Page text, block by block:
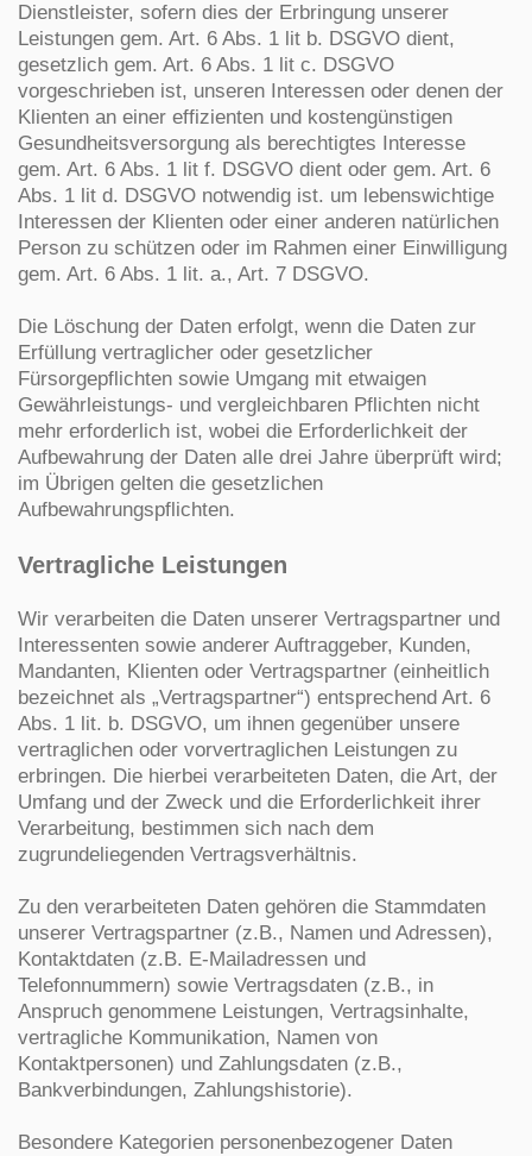
Dienstleister, sofern dies der Erbringung unserer
Leistungen gem. Art. 6 Abs. 1 lit b. DSGVO dient,
gesetzlich gem. Art. 6 Abs. 1 lit c. DSGVO
vorgeschrieben ist, unseren Interessen oder denen der
Klienten an einer effizienten und kostengünstigen
Gesundheitsversorgung als berechtigtes Interesse
gem. Art. 6 Abs. 1 lit f. DSGVO dient oder gem. Art. 6
Abs. 1 lit d. DSGVO notwendig ist. um lebenswichtige
Interessen der Klienten oder einer anderen natürlichen
Person zu schützen oder im Rahmen einer Einwilligung
gem. Art. 6 Abs. 1 lit. a., Art. 7 DSGVO.
Die Löschung der Daten erfolgt, wenn die Daten zur
Erfüllung vertraglicher oder gesetzlicher
Fürsorgepflichten sowie Umgang mit etwaigen
Gewährleistungs- und vergleichbaren Pflichten nicht
mehr erforderlich ist, wobei die Erforderlichkeit der
Aufbewahrung der Daten alle drei Jahre überprüft wird;
im Übrigen gelten die gesetzlichen
Aufbewahrungspflichten.
Vertragliche Leistungen
Wir verarbeiten die Daten unserer Vertragspartner und
Interessenten sowie anderer Auftraggeber, Kunden,
Mandanten, Klienten oder Vertragspartner (einheitlich
bezeichnet als „Vertragspartner“) entsprechend Art. 6
Abs. 1 lit. b. DSGVO, um ihnen gegenüber unsere
vertraglichen oder vorvertraglichen Leistungen zu
erbringen. Die hierbei verarbeiteten Daten, die Art, der
Umfang und der Zweck und die Erforderlichkeit ihrer
Verarbeitung, bestimmen sich nach dem
zugrundeliegenden Vertragsverhältnis.
Zu den verarbeiteten Daten gehören die Stammdaten
unserer Vertragspartner (z.B., Namen und Adressen),
Kontaktdaten (z.B. E-Mailadressen und
Telefonnummern) sowie Vertragsdaten (z.B., in
Anspruch genommene Leistungen, Vertragsinhalte,
vertragliche Kommunikation, Namen von
Kontaktpersonen) und Zahlungsdaten (z.B.,
Bankverbindungen, Zahlungshistorie).
Besondere Kategorien personenbezogener Daten